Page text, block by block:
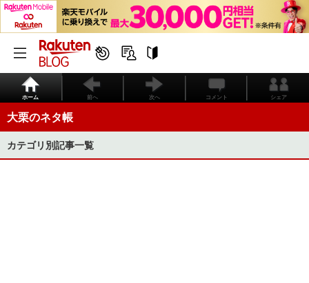
ホーム 前へ 次へ コメント シェア
大栗のネタ帳
カテゴリ別記事一覧